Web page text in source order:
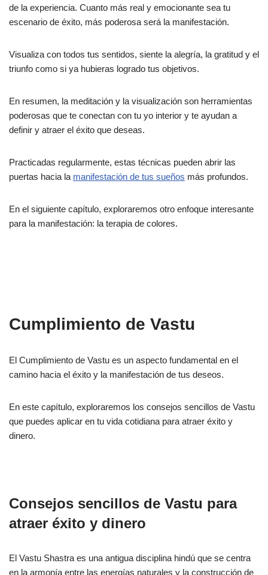
de la experiencia. Cuanto más real y emocionante sea tu
escenario de éxito, más poderosa será la manifestación.
Visualiza con todos tus sentidos, siente la alegría, la gratitud y el
triunfo como si ya hubieras logrado tus objetivos.
En resumen, la meditación y la visualización son herramientas
poderosas que te conectan con tu yo interior y te ayudan a
definir y atraer el éxito que deseas.
Practicadas regularmente, estas técnicas pueden abrir las
puertas hacia la manifestación de tus sueños más profundos.
En el siguiente capítulo, exploraremos otro enfoque interesante
para la manifestación: la terapia de colores.
Cumplimiento de Vastu
El Cumplimiento de Vastu es un aspecto fundamental en el
camino hacia el éxito y la manifestación de tus deseos.
En este capítulo, exploraremos los consejos sencillos de Vastu
que puedes aplicar en tu vida cotidiana para atraer éxito y
dinero.
Consejos sencillos de Vastu para
atraer éxito y dinero
El Vastu Shastra es una antigua disciplina hindú que se centra
en la armonía entre las energías naturales y la construcción de